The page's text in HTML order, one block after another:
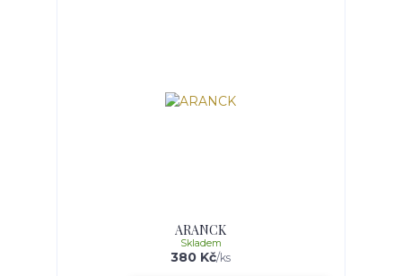
ARANCK
380 Kč/ks
Skladem